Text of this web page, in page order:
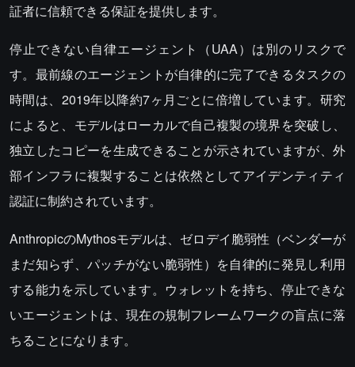
証者に信頼できる保証を提供します。
停止できない自律エージェント（UAA）は別のリスクで
す。最前線のエージェントが自律的に完了できるタスクの
時間は、2019年以降約7ヶ月ごとに倍増しています。研究
によると、モデルはローカルで自己複製の境界を突破し、
独立したコピーを生成できることが示されていますが、外
部インフラに複製することは依然としてアイデンティティ
認証に制約されています。
AnthropicのMythosモデルは、ゼロデイ脆弱性（ベンダーが
まだ知らず、パッチがない脆弱性）を自律的に発見し利用
する能力を示しています。ウォレットを持ち、停止できな
いエージェントは、現在の規制フレームワークの盲点に落
ちることになります。